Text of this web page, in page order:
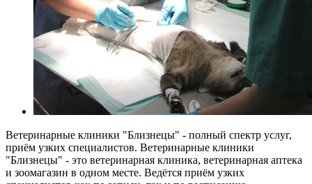
Ветеринарные клиники "Близнецы" - полный спектр услуг,
приём узких специалистов. Ветеринарные клиники
"Близнецы" - это ветеринарная клиника, ветеринарная аптека
и зоомагазин в одном месте. Ведётся приём узких